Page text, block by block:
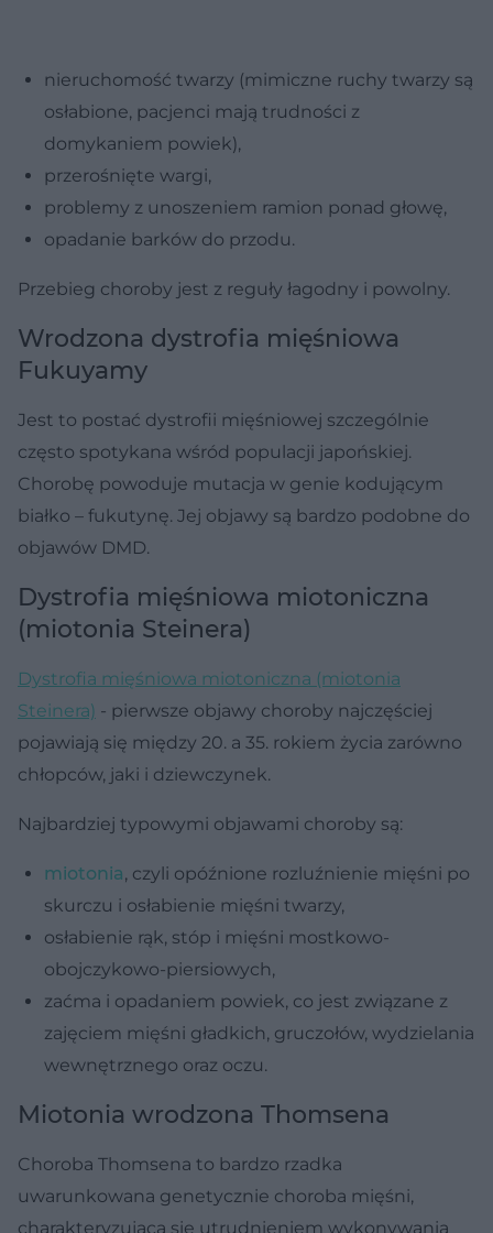
nieruchomość twarzy (mimiczne ruchy twarzy są
osłabione, pacjenci mają trudności z
domykaniem powiek),
przerośnięte wargi,
problemy z unoszeniem ramion ponad głowę,
opadanie barków do przodu.
Przebieg choroby jest z reguły łagodny i powolny.
Wrodzona dystrofia mięśniowa
Fukuyamy
Jest to postać dystrofii mięśniowej szczególnie
często spotykana wśród populacji japońskiej.
Chorobę powoduje mutacja w genie kodującym
białko – fukutynę. Jej objawy są bardzo podobne do
objawów DMD.
Dystrofia mięśniowa miotoniczna
(miotonia Steinera)
Dystrofia mięśniowa miotoniczna (miotonia
Steinera) - pierwsze objawy choroby najczęściej
pojawiają się między 20. a 35. rokiem życia zarówno
chłopców, jaki i dziewczynek.
Najbardziej typowymi objawami choroby są:
miotonia, czyli opóźnione rozluźnienie mięśni po
skurczu i osłabienie mięśni twarzy,
osłabienie rąk, stóp i mięśni mostkowo-
obojczykowo-piersiowych,
zaćma i opadaniem powiek, co jest związane z
zajęciem mięśni gładkich, gruczołów, wydzielania
wewnętrznego oraz oczu.
Miotonia wrodzona Thomsena
Choroba Thomsena to bardzo rzadka
uwarunkowana genetycznie choroba mięśni,
charakteryzująca się utrudnieniem wykonywania